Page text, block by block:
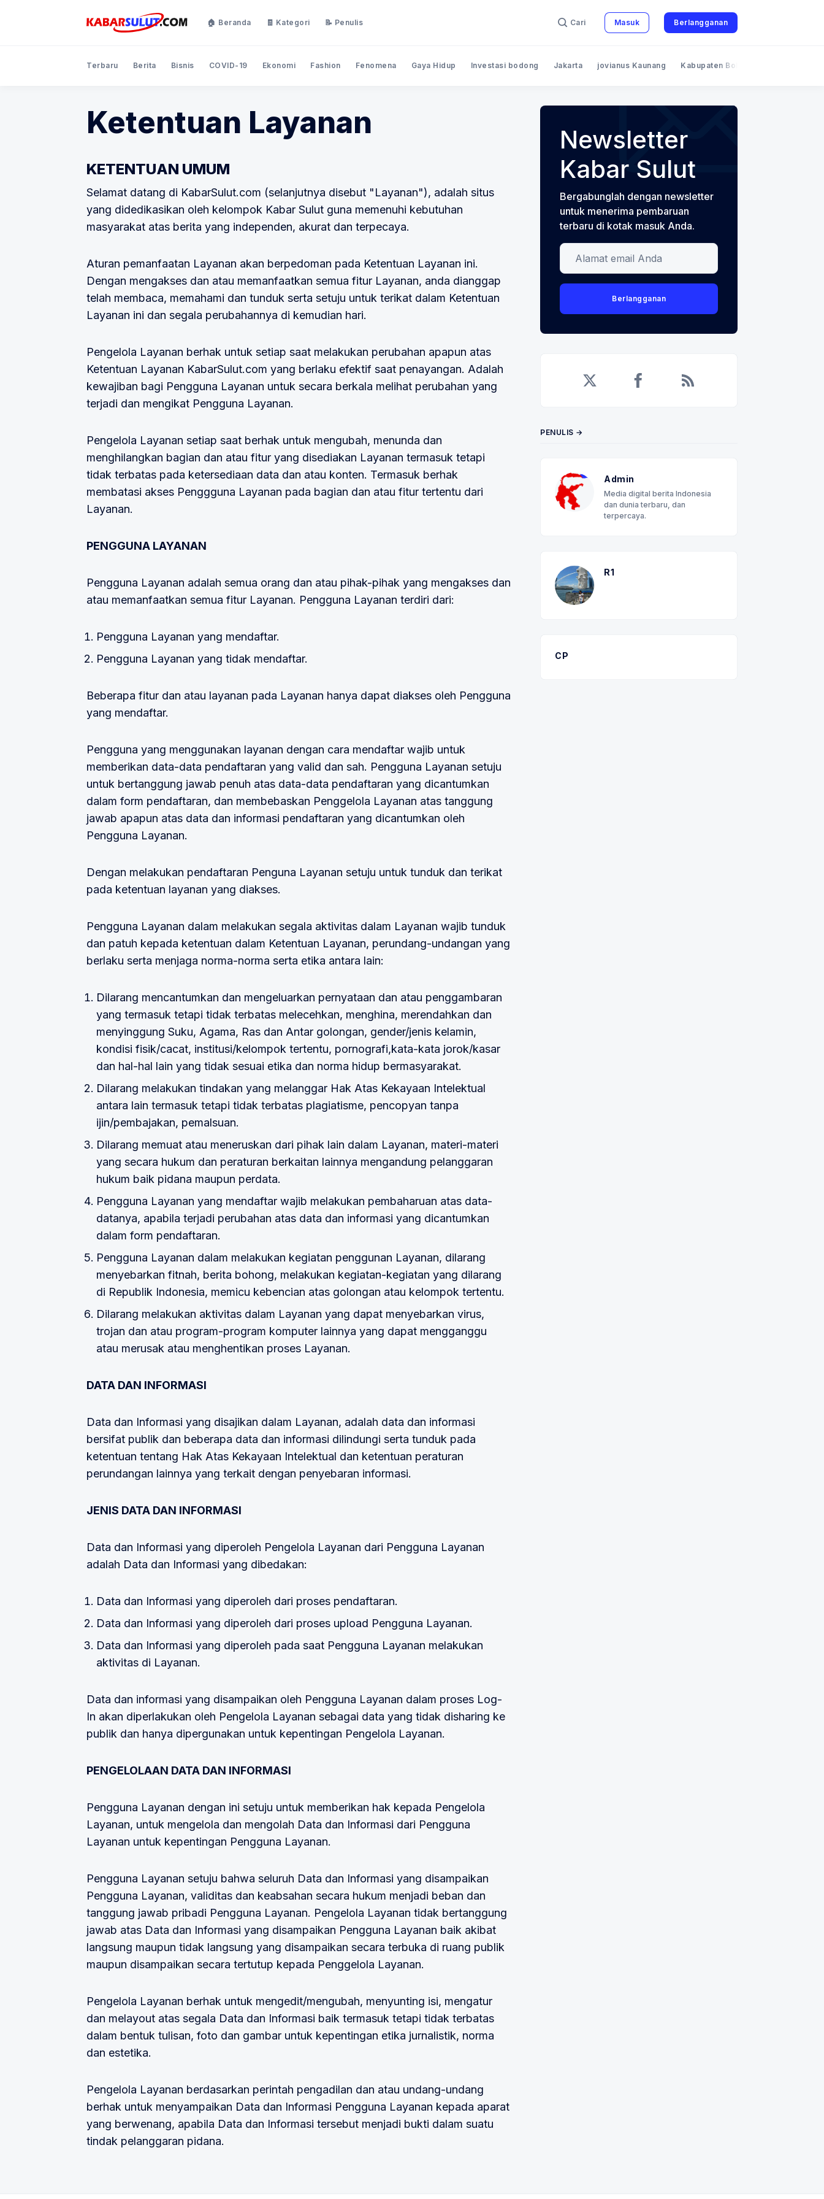
🏠 Beranda 🧾 Kategori 📝 Penulis Cari Masuk Berlangganan
Terbaru Berita Bisnis COVID-19 Ekonomi Fashion Fenomena Gaya Hidup Investasi bodong Jakarta jovianus Kaunang Kabupaten Bolaang Mongondow
Ketentuan Layanan
KETENTUAN UMUM
Selamat datang di KabarSulut.com (selanjutnya disebut "Layanan"), adalah situs
yang didedikasikan oleh kelompok Kabar Sulut guna memenuhi kebutuhan
masyarakat atas berita yang independen, akurat dan terpecaya.
Aturan pemanfaatan Layanan akan berpedoman pada Ketentuan Layanan ini.
Dengan mengakses dan atau memanfaatkan semua fitur Layanan, anda dianggap
telah membaca, memahami dan tunduk serta setuju untuk terikat dalam Ketentuan
Layanan ini dan segala perubahannya di kemudian hari.
Pengelola Layanan berhak untuk setiap saat melakukan perubahan apapun atas
Ketentuan Layanan KabarSulut.com yang berlaku efektif saat penayangan. Adalah
kewajiban bagi Pengguna Layanan untuk secara berkala melihat perubahan yang
terjadi dan mengikat Pengguna Layanan.
Pengelola Layanan setiap saat berhak untuk mengubah, menunda dan
menghilangkan bagian dan atau fitur yang disediakan Layanan termasuk tetapi
tidak terbatas pada ketersediaan data dan atau konten. Termasuk berhak
membatasi akses Penggguna Layanan pada bagian dan atau fitur tertentu dari
Layanan.
PENGGUNA LAYANAN
Pengguna Layanan adalah semua orang dan atau pihak-pihak yang mengakses dan
atau memanfaatkan semua fitur Layanan. Pengguna Layanan terdiri dari:
Pengguna Layanan yang mendaftar.
Pengguna Layanan yang tidak mendaftar.
Beberapa fitur dan atau layanan pada Layanan hanya dapat diakses oleh Pengguna
yang mendaftar.
Pengguna yang menggunakan layanan dengan cara mendaftar wajib untuk
memberikan data-data pendaftaran yang valid dan sah. Pengguna Layanan setuju
untuk bertanggung jawab penuh atas data-data pendaftaran yang dicantumkan
dalam form pendaftaran, dan membebaskan Penggelola Layanan atas tanggung
jawab apapun atas data dan informasi pendaftaran yang dicantumkan oleh
Pengguna Layanan.
Dengan melakukan pendaftaran Penguna Layanan setuju untuk tunduk dan terikat
pada ketentuan layanan yang diakses.
Pengguna Layanan dalam melakukan segala aktivitas dalam Layanan wajib tunduk
dan patuh kepada ketentuan dalam Ketentuan Layanan, perundang-undangan yang
berlaku serta menjaga norma-norma serta etika antara lain:
Dilarang mencantumkan dan mengeluarkan pernyataan dan atau penggambaran
yang termasuk tetapi tidak terbatas melecehkan, menghina, merendahkan dan
menyinggung Suku, Agama, Ras dan Antar golongan, gender/jenis kelamin,
kondisi fisik/cacat, institusi/kelompok tertentu, pornografi,kata-kata jorok/kasar
dan hal-hal lain yang tidak sesuai etika dan norma hidup bermasyarakat.
Dilarang melakukan tindakan yang melanggar Hak Atas Kekayaan Intelektual
antara lain termasuk tetapi tidak terbatas plagiatisme, pencopyan tanpa
ijin/pembajakan, pemalsuan.
Dilarang memuat atau meneruskan dari pihak lain dalam Layanan, materi-materi
yang secara hukum dan peraturan berkaitan lainnya mengandung pelanggaran
hukum baik pidana maupun perdata.
Pengguna Layanan yang mendaftar wajib melakukan pembaharuan atas data-
datanya, apabila terjadi perubahan atas data dan informasi yang dicantumkan
dalam form pendaftaran.
Pengguna Layanan dalam melakukan kegiatan penggunan Layanan, dilarang
menyebarkan fitnah, berita bohong, melakukan kegiatan-kegiatan yang dilarang
di Republik Indonesia, memicu kebencian atas golongan atau kelompok tertentu.
Dilarang melakukan aktivitas dalam Layanan yang dapat menyebarkan virus,
trojan dan atau program-program komputer lainnya yang dapat mengganggu
atau merusak atau menghentikan proses Layanan.
DATA DAN INFORMASI
Data dan Informasi yang disajikan dalam Layanan, adalah data dan informasi
bersifat publik dan beberapa data dan informasi dilindungi serta tunduk pada
ketentuan tentang Hak Atas Kekayaan Intelektual dan ketentuan peraturan
perundangan lainnya yang terkait dengan penyebaran informasi.
JENIS DATA DAN INFORMASI
Data dan Informasi yang diperoleh Pengelola Layanan dari Pengguna Layanan
adalah Data dan Informasi yang dibedakan:
Data dan Informasi yang diperoleh dari proses pendaftaran.
Data dan Informasi yang diperoleh dari proses upload Pengguna Layanan.
Data dan Informasi yang diperoleh pada saat Pengguna Layanan melakukan
aktivitas di Layanan.
Data dan informasi yang disampaikan oleh Pengguna Layanan dalam proses Log-
In akan diperlakukan oleh Pengelola Layanan sebagai data yang tidak disharing ke
publik dan hanya dipergunakan untuk kepentingan Pengelola Layanan.
PENGELOLAAN DATA DAN INFORMASI
Pengguna Layanan dengan ini setuju untuk memberikan hak kepada Pengelola
Layanan, untuk mengelola dan mengolah Data dan Informasi dari Pengguna
Layanan untuk kepentingan Pengguna Layanan.
Pengguna Layanan setuju bahwa seluruh Data dan Informasi yang disampaikan
Pengguna Layanan, validitas dan keabsahan secara hukum menjadi beban dan
tanggung jawab pribadi Pengguna Layanan. Pengelola Layanan tidak bertanggung
jawab atas Data dan Informasi yang disampaikan Pengguna Layanan baik akibat
langsung maupun tidak langsung yang disampaikan secara terbuka di ruang publik
maupun disampaikan secara tertutup kepada Penggelola Layanan.
Pengelola Layanan berhak untuk mengedit/mengubah, menyunting isi, mengatur
dan melayout atas segala Data dan Informasi baik termasuk tetapi tidak terbatas
dalam bentuk tulisan, foto dan gambar untuk kepentingan etika jurnalistik, norma
dan estetika.
Pengelola Layanan berdasarkan perintah pengadilan dan atau undang-undang
berhak untuk menyampaikan Data dan Informasi Pengguna Layanan kepada aparat
yang berwenang, apabila Data dan Informasi tersebut menjadi bukti dalam suatu
tindak pelanggaran pidana.
Newsletter
Kabar Sulut
Bergabunglah dengan newsletter
untuk menerima pembaruan
terbaru di kotak masuk Anda.
Alamat email Anda
Berlangganan
PENULIS →
Admin
Media digital berita Indonesia
dan dunia terbaru, dan
terpercaya.
R1
CP